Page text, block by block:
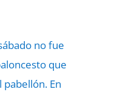
no fue
que
En